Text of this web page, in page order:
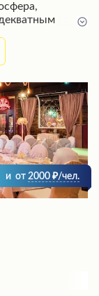
под чутким
микрофон
можно взять
станет живая
и от 2000 /чел.